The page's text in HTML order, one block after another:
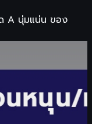
A นุ่มแน่น ของ